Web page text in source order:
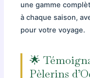
une gamme
à chaque saison,
pour votre voyage.
🌟
Pèlerins